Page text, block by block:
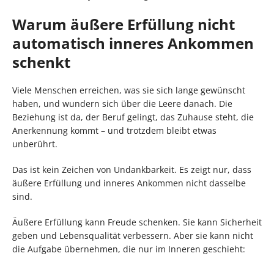
Warum äußere Erfüllung nicht
automatisch inneres Ankommen
schenkt
Viele Menschen erreichen, was sie sich lange gewünscht
haben, und wundern sich über die Leere danach. Die
Beziehung ist da, der Beruf gelingt, das Zuhause steht, die
Anerkennung kommt – und trotzdem bleibt etwas
unberührt.
Das ist kein Zeichen von Undankbarkeit. Es zeigt nur, dass
äußere Erfüllung und inneres Ankommen nicht dasselbe
sind.
Äußere Erfüllung kann Freude schenken. Sie kann Sicherheit
geben und Lebensqualität verbessern. Aber sie kann nicht
die Aufgabe übernehmen, die nur im Inneren geschieht: